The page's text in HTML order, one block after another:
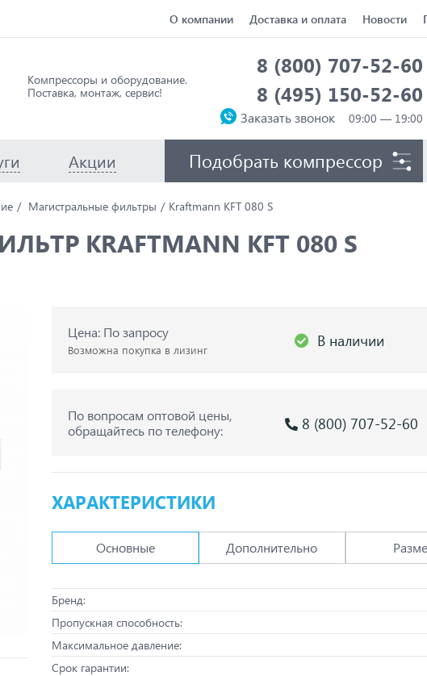
О компании Доставка и оплата Новости
Компрессоры и оборудование.
Поставка, монтаж, сервис!
8 (800) 707-52-60
8 (495) 150-52-60
Заказать звонок
Акции Подобрать компрессор
Магистральные фильтры Kraftmann KFT 080 S
KRAFTMANN KFT 080 S
Цена: По запросу
Возможна покупка в лизинг В наличии
По вопросам оптовой цены,
обращайтесь по телефону:
8 (800) 707-52-60
ХАРАКТЕРИСТИКИ
Основные Дополнительно
Бренд:
Пропускная способность:
Максимальное давление:
Срок гарантии: